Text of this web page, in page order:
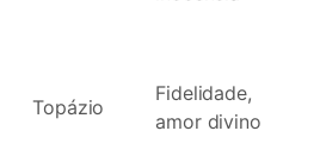
Topázio
Fidelidade,
amor divino